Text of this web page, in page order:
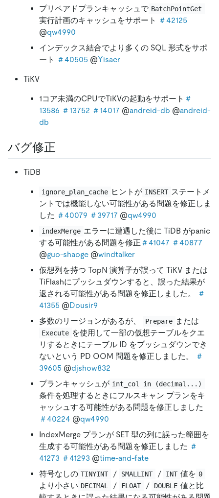
プリペアドプランキャッシュで BatchPointGet
実行計画のキャッシュをサポート ＃42125
@qw4990
インデックス結合でより多くの SQL 形式をサポ
ート ＃40505 @Yisaer
TiKV
1コア未満のCPUでTiKVの起動をサポート ＃
13586 ＃13752 ＃14017 @andreid-db @andreid-
db
バグ修正
TiDB
ignore_plan_cache ヒントが INSERT ステートメ
ントでは機能しない可能性がある問題を修正しま
した ＃40079 ＃39717 @qw4990
indexMerge エラーに遭遇した後に TiDB がpanic
する可能性がある問題を修正 ＃41047 ＃40877
@guo-shaoge @windtalker
仮想列を持つ TopN 演算子が誤って TiKV または
TiFlashにプッシュダウンすると、誤った結果が
返される可能性がある問題を修正しました。
＃
41355 @Dousir9
多数のリージョンがあるが、
Prepare または
Execute を使用して一部の仮想テーブルをクエ
リするときにテーブル ID をプッシュダウンでき
ないという PD OOM 問題を修正しました。
＃
39605 @djshow832
プランキャッシュが int_col in (decimal...)
条件を処理するときにフルスキャン プランをキ
ャッシュする可能性がある問題を修正しました
＃40224 @qw4990
IndexMerge プランが SET 型の列に誤った範囲を
生成する可能性がある問題を修正しました ＃
41273 ＃41293 @time-and-fate
符号なしの TINYINT / SMALLINT / INT 値を 0
より小さい DECIMAL / FLOAT / DOUBLE 値と比